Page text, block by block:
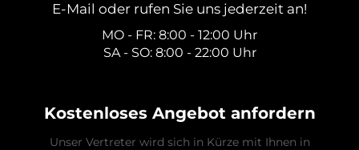
E-Mail oder rufen Sie uns jederzeit an!
MO - FR: 8:00 - 12:00 Uhr
SA - SO: 8:00 - 22:00 Uhr
Kostenloses Angebot anfordern
Unser Vertreter wird sich in Kürze mit Ihnen in